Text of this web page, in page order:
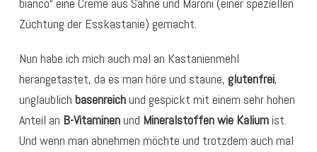
Züchtung der Esskastanie) gemacht.
Nun habe ich mich auch mal an Kastanienmehl
herangetastet, da es man höre und staune, glutenfrei,
unglaublich basenreichund gespickt mit einem sehr hohen
Anteil an B-Vitaminenund Mineralstoffen wie Kaliumist.
Und wenn man abnehmen möchte und trotzdem auch mal